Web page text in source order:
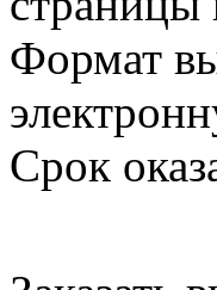
Формат
Срок